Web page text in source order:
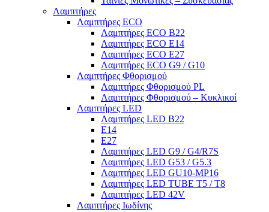
Λαμπτήρες
Λαμπτήρες ECO
Λαμπτήρες ECO B22
Λαμπτήρες ECO E14
Λαμπτήρες ECO E27
Λαμπτήρες ECO G9 / G10
Λαμπτήρες Φθορισμού
Λαμπτήρες Φθορισμού PL
Λαμπτήρες Φθορισμού – Κυκλικοί
Λαμπτήρες LED
Λαμπτήρες LED B22
E14
E27
Λαμπτήρες LED G9 / G4/R7S
Λαμπτήρες LED G53 / G5.3
Λαμπτήρες LED GU10-ΜΡ16
Λαμπτήρες LED TUBE T5 / T8
Λαμπτήρες LED 42V
Λαμπτήρες Ιωδίνης